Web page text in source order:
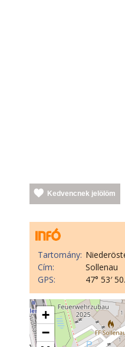
Kedvencnek jelölöm
Tartomány:
Cím:
Sollenau
GPS:
47° 53′
+
−